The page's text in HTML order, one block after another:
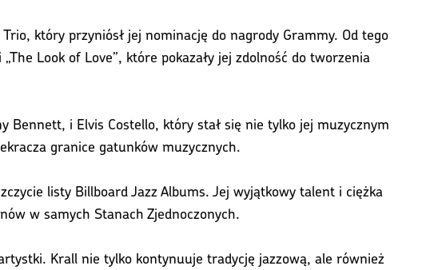
który przyniósł jej nominację do nagrody Grammy. Od tego
Look of Love”, które pokazały jej zdolność do tworzenia
Bennett, i Elvis Costello, który stał się nie tylko jej muzycznym
granice gatunków muzycznych.
listy Billboard Jazz Albums. Jej wyjątkowy talent i ciężka
w samych Stanach Zjednoczonych.
Krall nie tylko kontynuuje tradycję jazzową, ale również